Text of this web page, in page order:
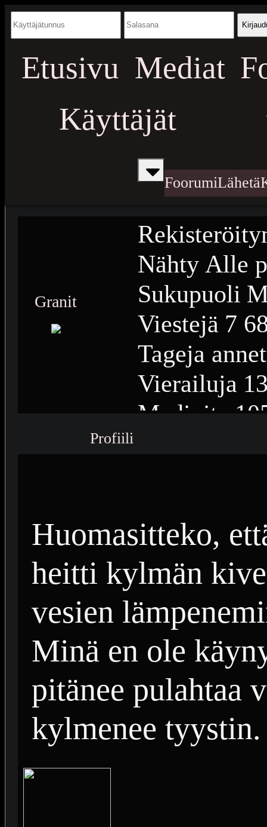
Etusivu Mediat
Käyttäjät
FoorumiLähetä
Granit
Nähty Alle
Sukupuoli
Viestejä 7
Tageja
Vierailuja
Medioita
Profiili
Huomasitteko,
heitti kylmän
vesien
Minä en ole
pitänee pulahtaa
kylmenee tyystin.